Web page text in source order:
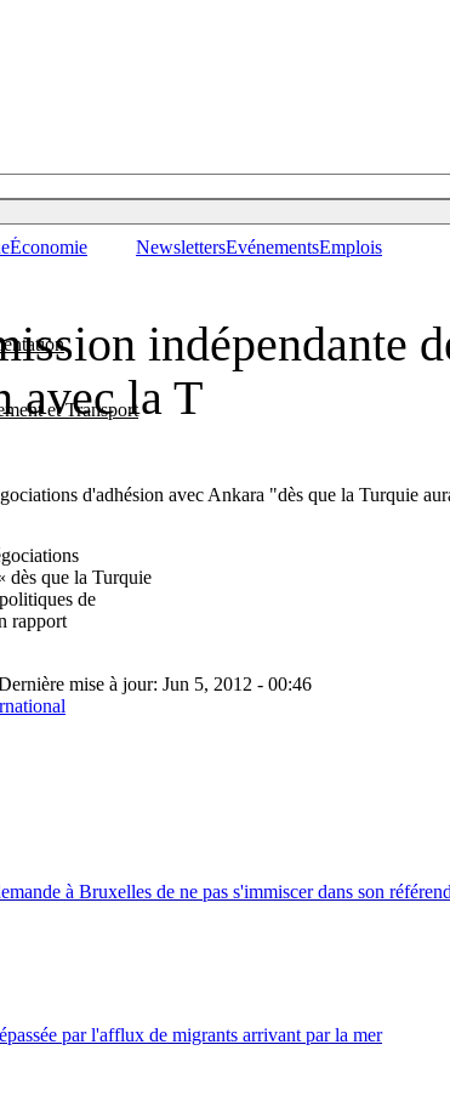
et Transport
Économie NewslettersEvénementsEmplois
indépendante
avec la T
d'adhésion avec Ankara "dès que la Turquie
dès que la Turquie
de
rapport
mise à jour: Jun 5, 2012 - 00:46
à Bruxelles de ne pas s'immiscer dans son
par l'afflux de migrants arrivant par la mer